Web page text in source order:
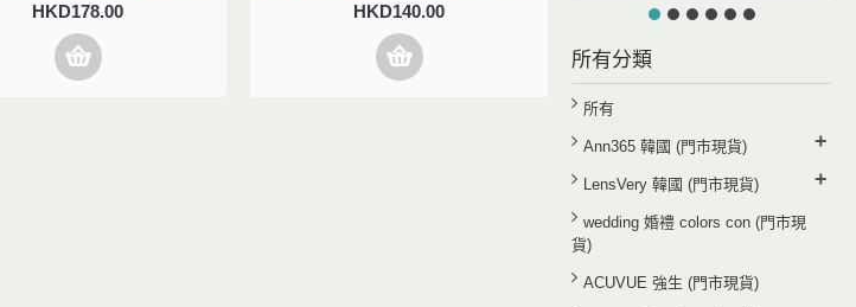
所有分類
所有
Ann365 韓國 (門市現貨) +
LensVery 韓國 (門市現貨) +
wedding 婚禮 colors con (門市現
貨)
ACUVUE 強生 (門市現貨)
HKD178.00 HKD140.00